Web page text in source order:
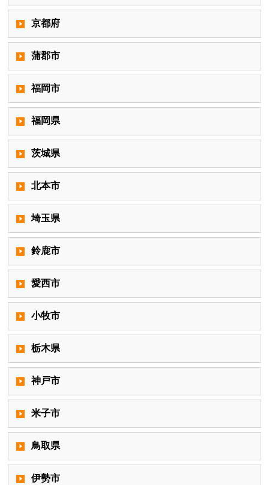
京都府
蒲郡市
福岡市
福岡県
茨城県
北本市
埼玉県
鈴鹿市
愛西市
小牧市
栃木県
神戸市
米子市
鳥取県
伊勢市